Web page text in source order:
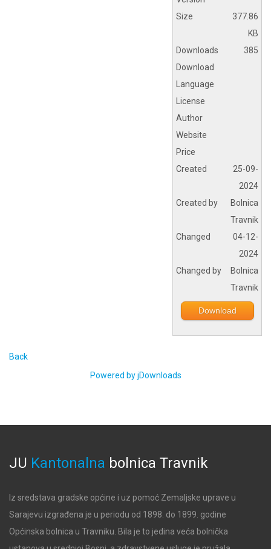
Size
377.86
KB
Downloads
385
Download
Language
License
Author
Website
Price
Created
25-09-
2024
Created by
Bolnica
Travnik
Changed
04-12-
2024
Changed by
Bolnica
Travnik
Download
Back
Powered by jDownloads
JU Kantonalna bolnica Travnik
Iz sredstava gradske općine i uz pomoć Zemaljske uprave u
Sarajevu izgrađena je u periodu od 1898. do 1899. godine
Općinska bolnica u Travniku. Bila je to jedina veća bolnička